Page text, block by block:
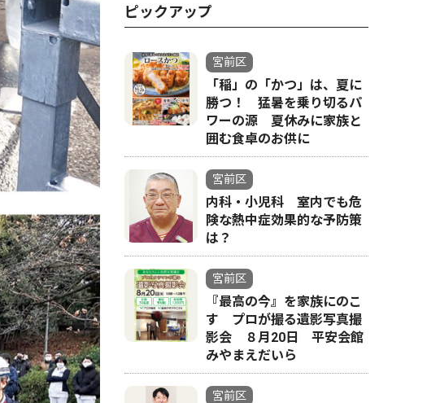
ピックアップ
宮前区
「稲」の「かつ」は、夏に
勝つ！ 猛暑を乗り切るパ
ワーの源 夏休みに家族と
囲む食卓のお供に
宮前区
内科・小児科 室内でも危
険な熱中症効果的な予防策
は？
宮前区
『最高の今』を家族にのこ
す プロが撮る遺影写真撮
影会 ８月20日 平安会館
みやまえだいら
宮前区